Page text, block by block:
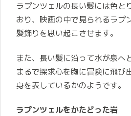
ラプンツェルの長い髪には色と
おり、映画の中で見られるラプ
髪飾りを思い起こさせます。
また、長い髪に沿って水が泉へ
まるで探求心を胸に冒険に飛び
身を表しているかのようです。
ラプンツェルをかたどった岩